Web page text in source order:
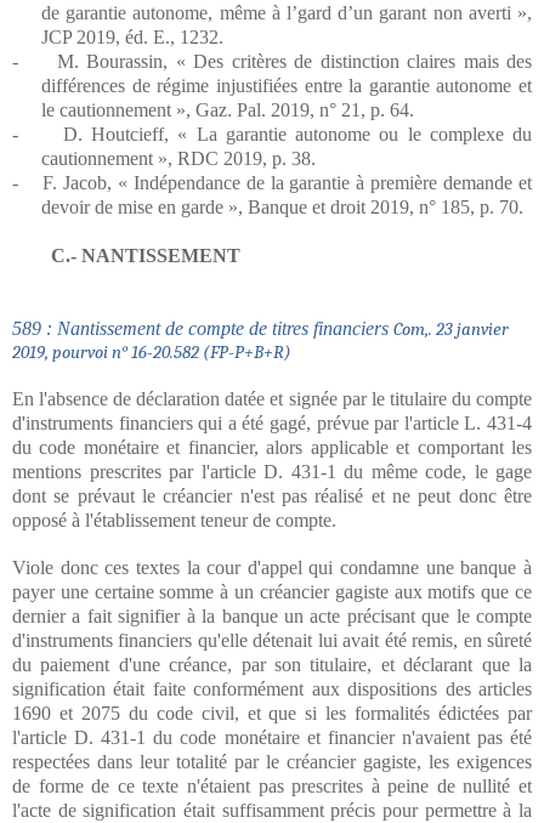
de garantie autonome, même à l’gard d’un garant non averti »,
JCP 2019, éd. E., 1232.
-
M. Bourassin, « Des critères de distinction claires mais des
différences de régime injustifiées entre la garantie autonome et
le cautionnement », Gaz. Pal. 2019, n° 21, p. 64.
-
D. Houtcieff, « La garantie autonome ou le complexe du
cautionnement », RDC 2019, p. 38.
-
F. Jacob, « Indépendance de la garantie à première demande et
devoir de mise en garde », Banque et droit 2019, n° 185, p. 70.
C.- NANTISSEMENT
589 : Nantissement de compte de titres financiers Com,. 23 janvier
2019, pourvoi n° 16-20.582 (FP-P+B+R)
En l'absence de déclaration datée et signée par le titulaire du compte
d'instruments financiers qui a été gagé, prévue par l'article L. 431-4
du code monétaire et financier, alors applicable et comportant les
mentions prescrites par l'article D. 431-1 du même code, le gage
dont se prévaut le créancier n'est pas réalisé et ne peut donc être
opposé à l'établissement teneur de compte.
Viole donc ces textes la cour d'appel qui condamne une banque à
payer une certaine somme à un créancier gagiste aux motifs que ce
dernier a fait signifier à la banque un acte précisant que le compte
d'instruments financiers qu'elle détenait lui avait été remis, en sûreté
du paiement d'une créance, par son titulaire, et déclarant que la
signification était faite conformément aux dispositions des articles
1690 et 2075 du code civil, et que si les formalités édictées par
l'article D. 431-1 du code monétaire et financier n'avaient pas été
respectées dans leur totalité par le créancier gagiste, les exigences
de forme de ce texte n'étaient pas prescrites à peine de nullité et
l'acte de signification était suffisamment précis pour permettre à la